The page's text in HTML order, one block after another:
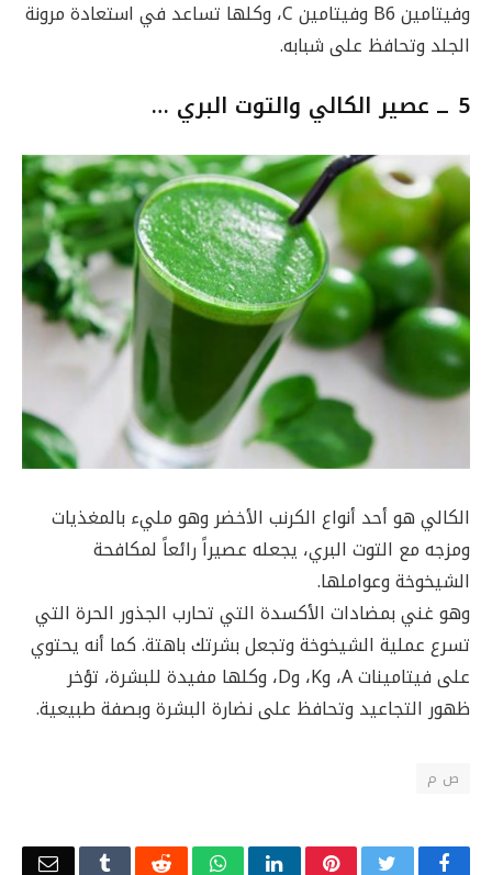
وفيتامين B6 وفيتامين C، وكلها تساعد في استعادة مرونة
الجلد وتحافظ على شبابه.
5 ــ عصير الكالي والتوت البري …
الكالي هو أحد أنواع الكرنب الأخضر وهو مليء بالمغذيات
ومزجه مع التوت البري، يجعله عصيراً رائعاً لمكافحة
الشيخوخة وعواملها.
وهو غني بمضادات الأكسدة التي تحارب الجذور الحرة التي
تسرع عملية الشيخوخة وتجعل بشرتك باهتة. كما أنه يحتوي
على فيتامينات A، وK، وD، وكلها مفيدة للبشرة، تؤخر
ظهور التجاعيد وتحافظ على نضارة البشرة وبصفة طبيعية.
ص م
Facebook
Twitter
Pinterest
LinkedIn
WhatsApp
Reddit
Tumblr